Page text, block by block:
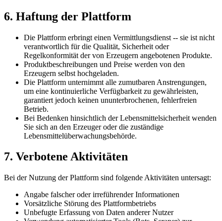
6. Haftung der Plattform
Die Plattform erbringt einen Vermittlungsdienst -- sie ist nicht
verantwortlich für die Qualität, Sicherheit oder
Regelkonformität der von Erzeugern angebotenen Produkte.
Produktbeschreibungen und Preise werden von den
Erzeugern selbst hochgeladen.
Die Plattform unternimmt alle zumutbaren Anstrengungen,
um eine kontinuierliche Verfügbarkeit zu gewährleisten,
garantiert jedoch keinen ununterbrochenen, fehlerfreien
Betrieb.
Bei Bedenken hinsichtlich der Lebensmittelsicherheit wenden
Sie sich an den Erzeuger oder die zuständige
Lebensmittelüberwachungsbehörde.
7. Verbotene Aktivitäten
Bei der Nutzung der Plattform sind folgende Aktivitäten untersagt:
Angabe falscher oder irreführender Informationen
Vorsätzliche Störung des Plattformbetriebs
Unbefugte Erfassung von Daten anderer Nutzer